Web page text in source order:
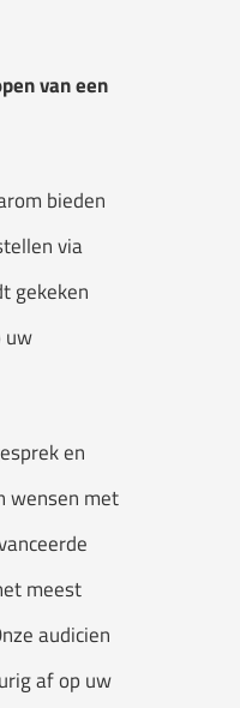
van een
bieden
via
gekeken
uw
en
wensen met
meest
audicien
af op uw